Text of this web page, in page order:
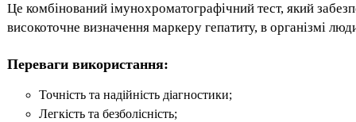
Це комбінований імунохроматографічний тест, який
високоточне визначення маркеру гепатиту, в організмі
Переваги використання:
Точність та надійність діагностики;
Легкість та безболісність;